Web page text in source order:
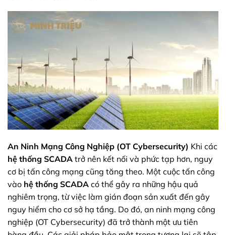
An Ninh Mạng Công Nghiệp (OT Cybersecurity) Khi các
hệ thống SCADA trở nên kết nối và phức tạp hơn, nguy
cơ bị tấn công mạng cũng tăng theo. Một cuộc tấn công
vào hệ thống SCADA có thể gây ra những hậu quả
nghiêm trọng, từ việc làm gián đoạn sản xuất đến gây
nguy hiểm cho cơ sở hạ tầng. Do đó, an ninh mạng công
nghiệp (OT Cybersecurity) đã trở thành một ưu tiên